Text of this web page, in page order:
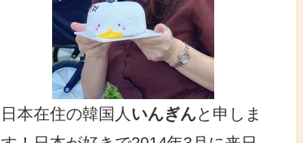
日本在住の韓国人 いんぎんと申しま